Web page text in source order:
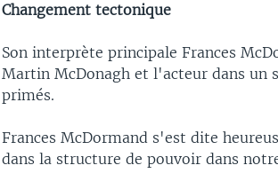
Changement tectonique
Son interprète principale Frances
Martin McDonagh et l'acteur dans un
primés.
Frances McDormand s'est dite
dans la structure de pouvoir dans